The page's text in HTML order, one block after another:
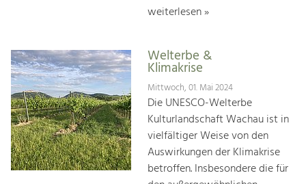
weiterlesen »
Welterbe &
Klimakrise
Mittwoch, 01. Mai 2024
Die UNESCO-Welterbe
Kulturlandschaft Wachau ist in
vielfältiger Weise von den
Auswirkungen der Klimakrise
betroffen. Insbesondere die für